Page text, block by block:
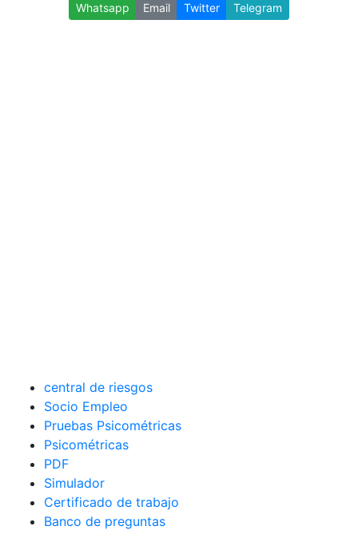
Whatsapp Email Twitter Telegram
central de riesgos
Socio Empleo
Pruebas Psicométricas
Psicométricas
PDF
Simulador
Certificado de trabajo
Banco de preguntas